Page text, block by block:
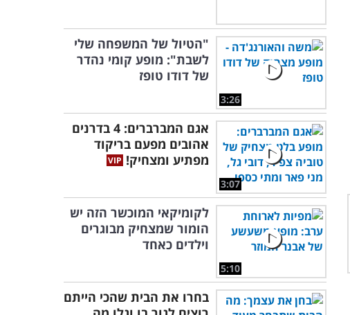
3:26
"הטיול של המשפחה שלי
לשבת": מופע קומי נהדר
של דודו טופז
3:07
אגם המברברים: 4 בדרנים
אהובים מפעם בריקוד
מפתיע ומצחיק!
5:10
לקומיקאי המוכשר הזה יש
הומור שמצחיק מבוגרים
וילדים כאחד
בחרו את הבית שהכי הייתם